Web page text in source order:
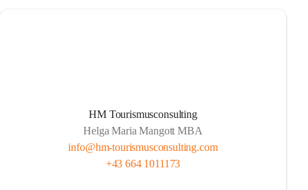
HM Tourismusconsulting
Helga Maria Mangott MBA
info@hm-tourismusconsulting.com
+43 664 1011173